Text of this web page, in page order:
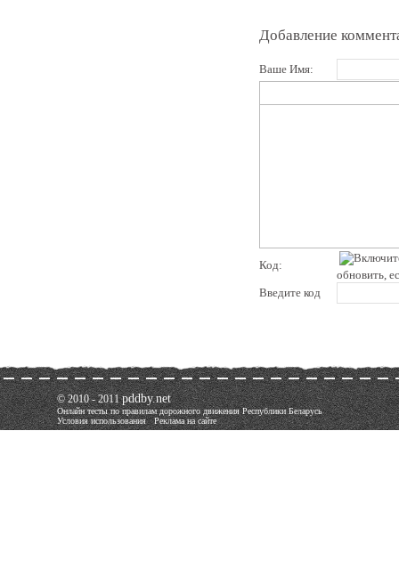
Добавление
Ваше Имя:
Код:
обновить,
Введите код
© 2010 - 2011pddby.net
Онлайн тесты по правилам дорожного движения Республики Беларусь
Условия использования
Реклама на сайте